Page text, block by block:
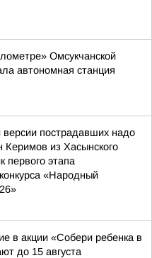
Омсукчанской
автономная станция
версии пострадавших надо
Керимов из Хасынского
первого этапа
«Народный
в акции «Собери ребенка в
до 15 августа